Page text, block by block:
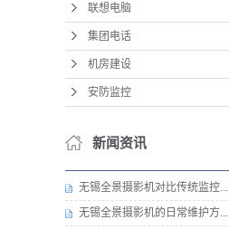
联想电脑
集团电话
机房建设
安防监控
新闻资讯
无锡全景摄影机对比传统监控...
无锡全景摄影机的日常维护方...